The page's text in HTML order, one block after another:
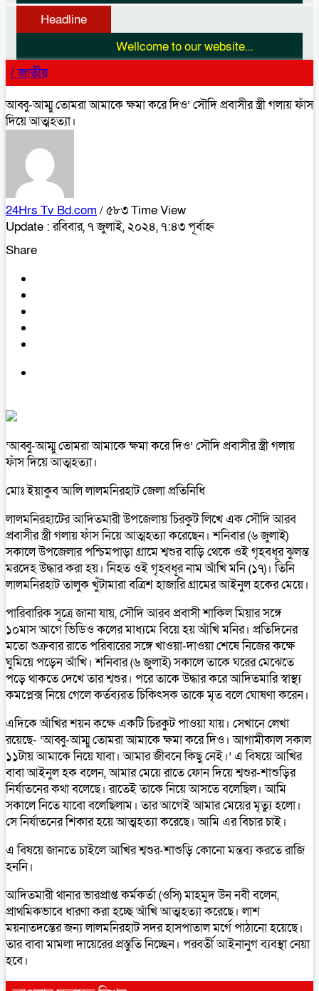
Headline
Wellcome to our website...
/জাতীয়
আব্বু-আম্মু তোমরা আমাকে ক্ষমা করে দিও’ সৌদি প্রবাসীর স্ত্রী গলায় ফাঁস
দিয়ে আত্মহত্যা।
24Hrs Tv Bd.com / ৫৮৩ Time View
Update : রবিবার, ৭ জুলাই, ২০২৪, ৭:৪৩ পূর্বাহ্ন
Share
‘আব্বু-আম্মু তোমরা আমাকে ক্ষমা করে দিও’ সৌদি প্রবাসীর স্ত্রী গলায়
ফাঁস দিয়ে আত্মহত্যা।
মোঃ ইয়াকুব আলি লালমনিরহাট জেলা প্রতিনিধি
লালমনিরহাটের আদিতমারী উপজেলায় চিরকুট লিখে এক সৌদি আরব
প্রবাসীর স্ত্রী গলায় ফাঁস নিয়ে আত্মহত্যা করেছেন। শনিবার (৬ জুলাই)
সকালে উপজেলার পশ্চিমপাড়া গ্রামে শ্বশুর বাড়ি থেকে ওই গৃহবধূর ঝুলন্ত
মরদেহ উদ্ধার করা হয়। নিহত ওই গৃহবধূর নাম আঁখি মনি (১৭)। তিনি
লালমনিরহাট তালুক খুঁটামারা বত্রিশ হাজারি গ্রামের আইনুল হকের মেয়ে।
পারিবারিক সূত্রে জানা যায়, সৌদি আরব প্রবাসী শাকিল মিয়ার সঙ্গে
১০মাস আগে ভিডিও কলের মাধ্যমে বিয়ে হয় আঁখি মনির। প্রতিদিনের
মতো শুক্রবার রাতে পরিবারের সঙ্গে খাওয়া-দাওয়া শেষে নিজের কক্ষে
ঘুমিয়ে পড়েন আঁখি। শনিবার (৬ জুলাই) সকালে তাকে ঘরের মেঝেতে
পড়ে থাকতে দেখে তার শ্বশুর। পরে তাকে উদ্ধার করে আদিতমারি স্বাস্থ্য
কমপ্লেক্স নিয়ে গেলে কর্তব্যরত চিকিৎসক তাকে মৃত বলে ঘোষণা করেন।
এদিকে আঁখির শয়ন কক্ষে একটি চিরকুট পাওয়া যায়। সেখানে লেখা
রয়েছে- ‘আব্বু-আম্মু তোমরা আমাকে ক্ষমা করে দিও। আগামীকাল সকাল
১১টায় আমাকে নিয়ে যাবা। আমার জীবনে কিছু নেই।’ এ বিষয়ে আখির
বাবা আইনুল হক বলেন, আমার মেয়ে রাতে ফোন দিয়ে শ্বশুর-শাশুড়ির
নির্যাতনের কথা বলেছে। রাতেই তাকে নিয়ে আসতে বলেছিল। আমি
সকালে নিতে যাবো বলেছিলাম। তার আগেই আমার মেয়ের মৃত্যু হলো।
সে নির্যাতনের শিকার হয়ে আত্মহত্যা করেছে। আমি এর বিচার চাই।
এ বিষয়ে জানতে চাইলে আখির শ্বশুর-শাশুড়ি কোনো মন্তব্য করতে রাজি
হননি।
আদিতমারী থানার ভারপ্রাপ্ত কর্মকর্তা (ওসি) মাহমুদ উন নবী বলেন,
প্রাথমিকভাবে ধারণা করা হচ্ছে আঁখি আত্মহত্যা করেছে। লাশ
ময়নাতদন্তের জন্য লালমনিরহাট সদর হাসপাতাল মর্গে পাঠানো হয়েছে।
তার বাবা মামলা দায়েরের প্রস্তুতি নিচ্ছেন। পরবর্তী আইনানুগ ব্যবস্থা নেয়া
হবে।